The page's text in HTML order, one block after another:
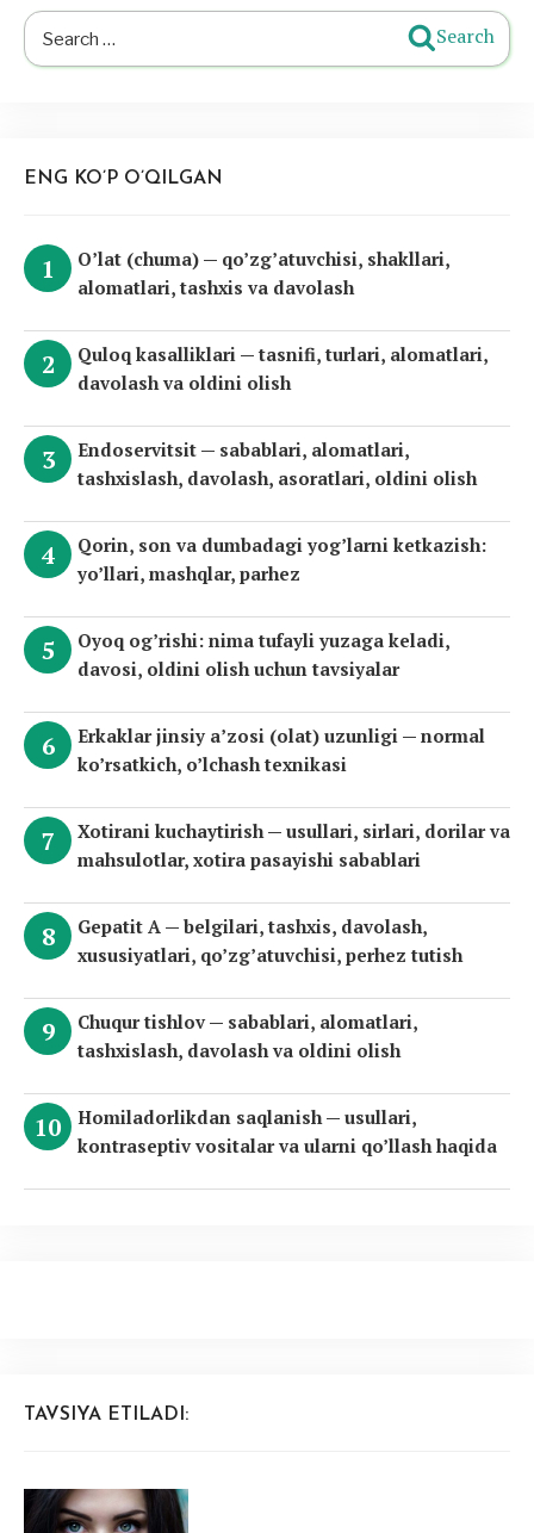
Search
for:
Search
ENG KO’P O’QILGAN
O’lat (chuma) — qo’zg’atuvchisi, shakllari,
alomatlari, tashxis va davolash
Quloq kasalliklari — tasnifi, turlari, alomatlari,
davolash va oldini olish
Endoservitsit — sabablari, alomatlari,
tashxislash, davolash, asoratlari, oldini olish
Qorin, son va dumbadagi yog’larni ketkazish:
yo’llari, mashqlar, parhez
Oyoq og’rishi: nima tufayli yuzaga keladi,
davosi, oldini olish uchun tavsiyalar
Erkaklar jinsiy a’zosi (olat) uzunligi — normal
ko’rsatkich, o’lchash texnikasi
Xotirani kuchaytirish — usullari, sirlari, dorilar va
mahsulotlar, xotira pasayishi sabablari
Gepatit A — belgilari, tashxis, davolash,
xususiyatlari, qo’zg’atuvchisi, perhez tutish
Chuqur tishlov — sabablari, alomatlari,
tashxislash, davolash va oldini olish
Homiladorlikdan saqlanish — usullari,
kontraseptiv vositalar va ularni qo’llash haqida
TAVSIYA ETILADI: